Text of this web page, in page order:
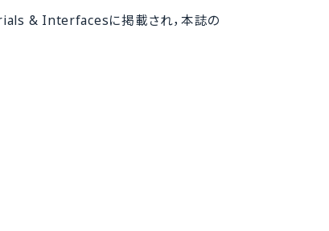
& Interfacesに掲載され，本誌の